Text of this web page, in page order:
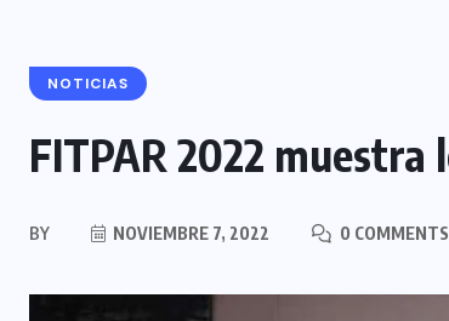
NOTICIAS
FITPAR 2022
BY NOVIEMBRE 7, 2022 0 COMMENTS